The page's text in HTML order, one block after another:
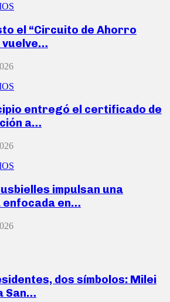
el “Circuito de Ahorro
vuelve…
entregó el certificado de
a…
impulsan una
enfocada en…
dos símbolos: Milei
San…